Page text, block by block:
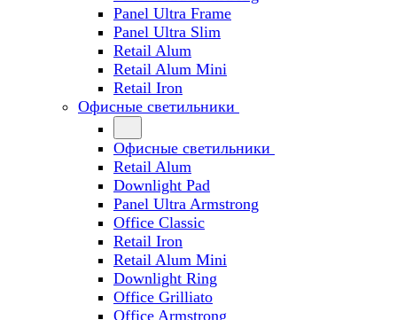
Panel Ultra Frame
Panel Ultra Slim
Retail Alum
Retail Alum Mini
Retail Iron
Офисные светильники
Офисные светильники
Retail Alum
Downlight Pad
Panel Ultra Armstrong
Office Classic
Retail Iron
Retail Alum Mini
Downlight Ring
Office Grilliato
Office Armstrong